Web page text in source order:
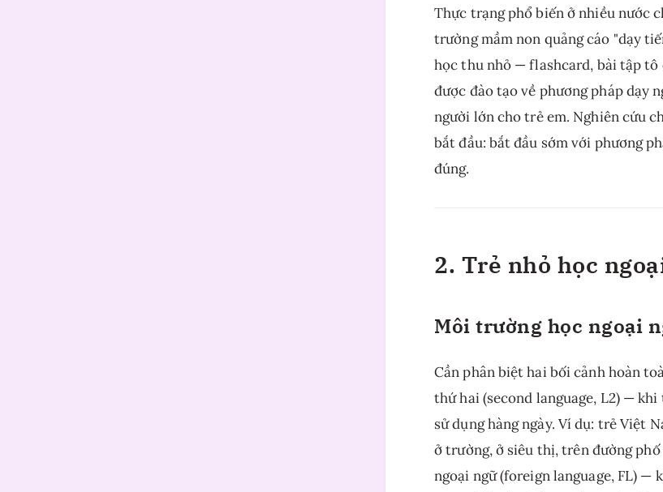
Thực trạng phổ biến ở nhiều nước
trường mầm non quảng cáo "dạy
học thu nhỏ — flashcard, bài tập tô
được đào tạo về phương pháp dạy
người lớn cho trẻ em. Nghiên cứu
bắt đầu: bắt đầu sớm với phương
đúng.
2. Trẻ nhỏ học
Môi trường học ngoại
Cần phân biệt hai bối cảnh hoàn
thứ hai (second language, L2) —
sử dụng hàng ngày. Ví dụ: trẻ Việt
ở trường, ở siêu thị, trên đường
ngoại ngữ (foreign language, FL) —